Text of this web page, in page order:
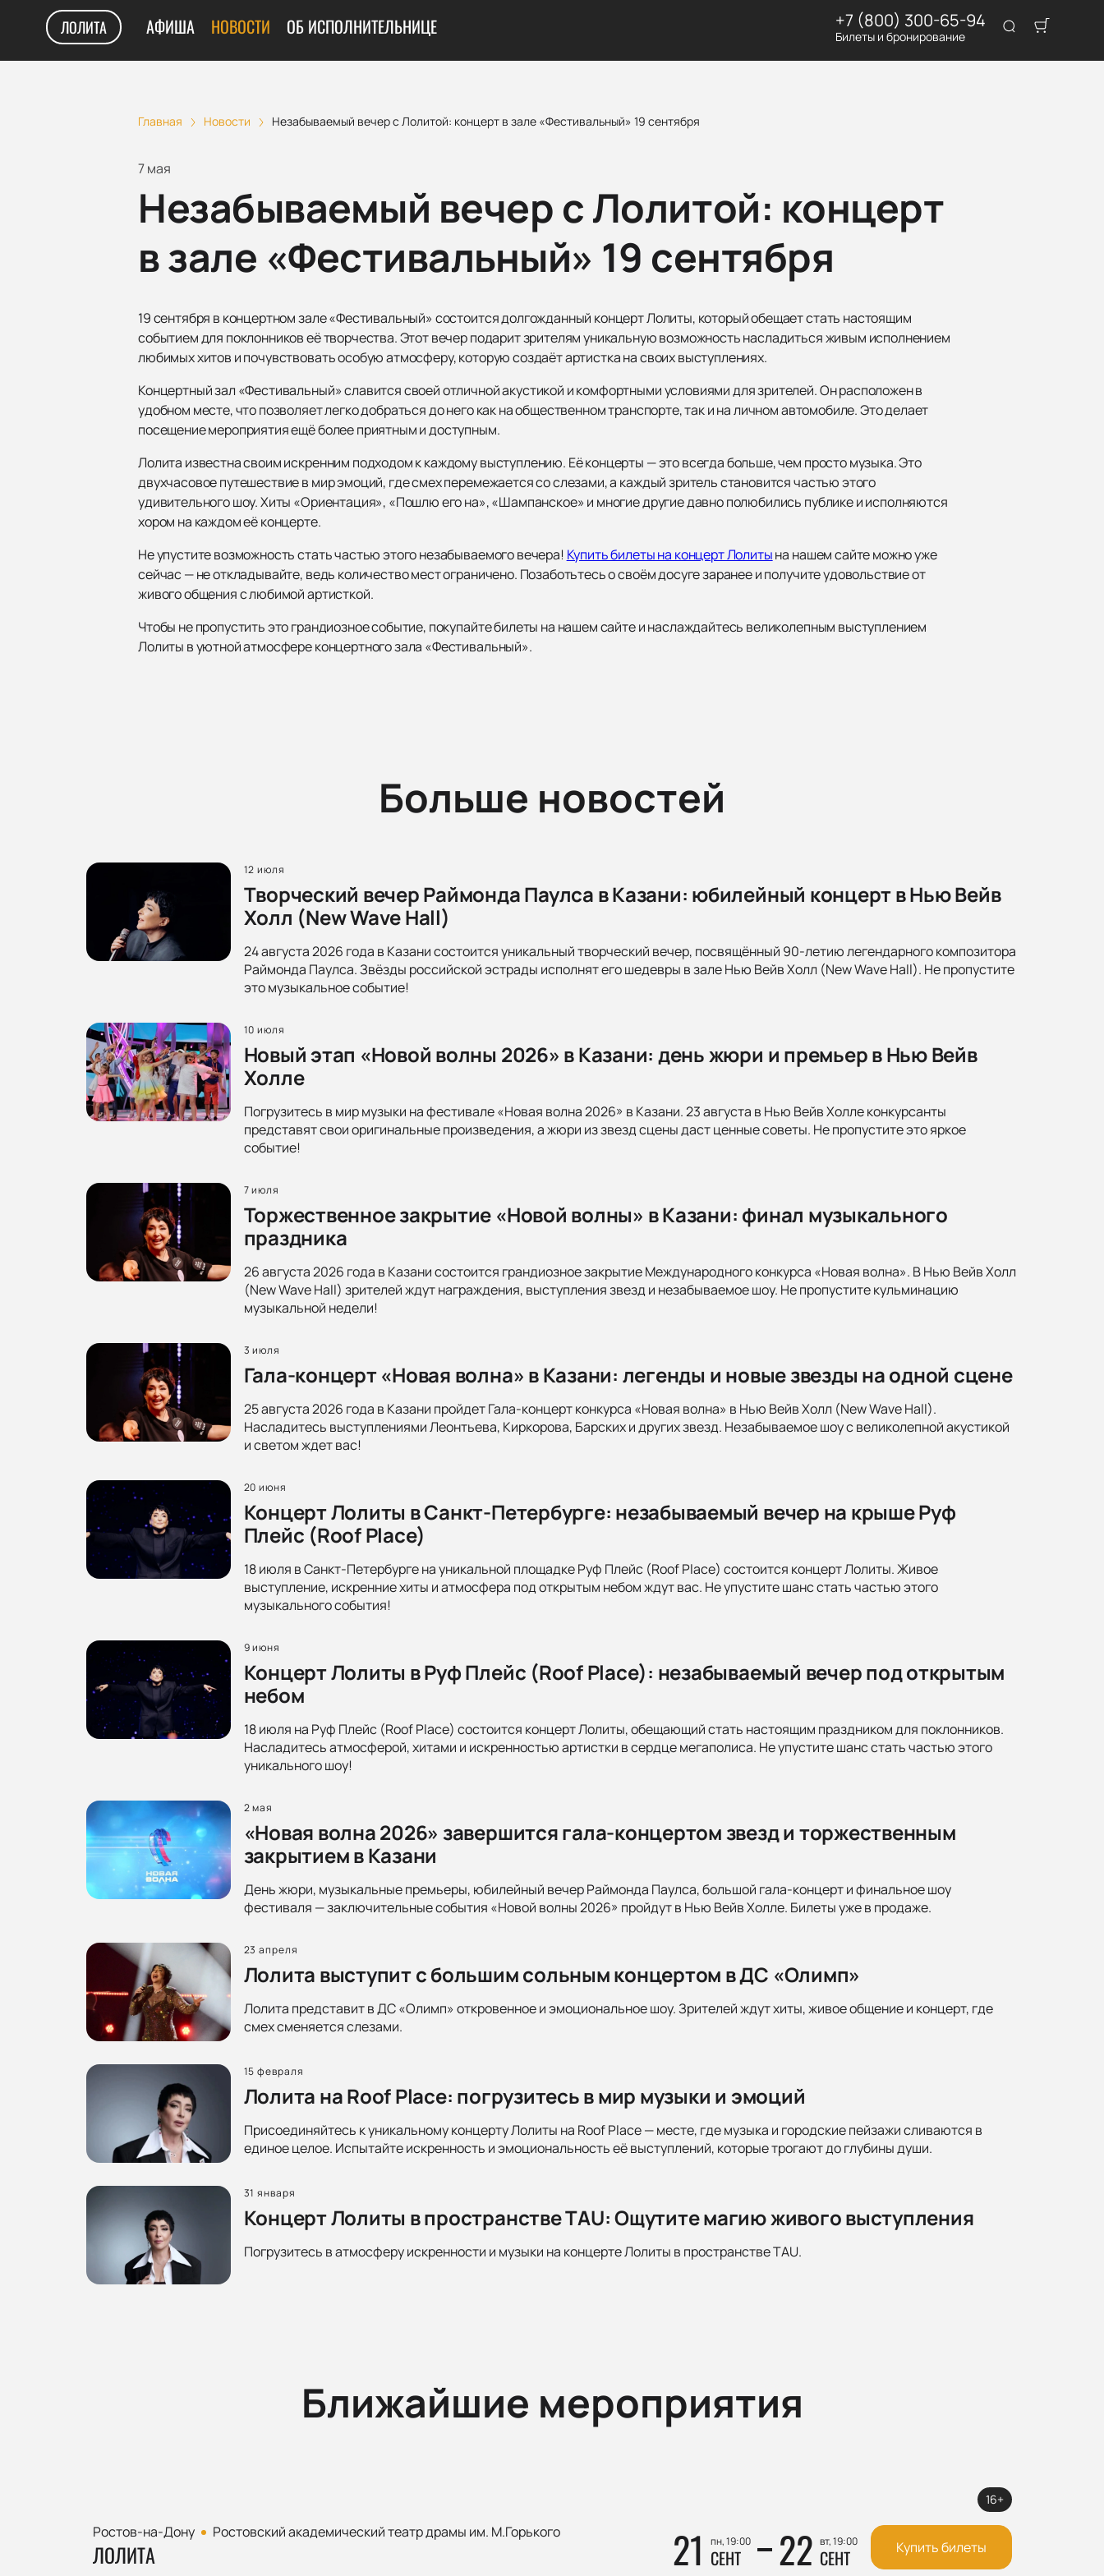
ЛОЛИТА АФИША НОВОСТИ ОБ ИСПОЛНИТЕЛЬНИЦЕ +7 (800) 300-65-94
Билеты и бронирование
Главная Новости Незабываемый вечер с Лолитой: концерт в зале «Фестивальный» 19 сентября
7 мая
Незабываемый вечер с Лолитой: концерт
в зале «Фестивальный» 19 сентября
19 сентября в концертном зале «Фестивальный» состоится долгожданный концерт Лолиты, который обещает стать настоящим
событием для поклонников её творчества. Этот вечер подарит зрителям уникальную возможность насладиться живым исполнением
любимых хитов и почувствовать особую атмосферу, которую создаёт артистка на своих выступлениях.
Концертный зал «Фестивальный» славится своей отличной акустикой и комфортными условиями для зрителей. Он расположен в
удобном месте, что позволяет легко добраться до него как на общественном транспорте, так и на личном автомобиле. Это делает
посещение мероприятия ещё более приятным и доступным.
Лолита известна своим искренним подходом к каждому выступлению. Её концерты — это всегда больше, чем просто музыка. Это
двухчасовое путешествие в мир эмоций, где смех перемежается со слезами, а каждый зритель становится частью этого
удивительного шоу. Хиты «Ориентация», «Пошлю его на», «Шампанское» и многие другие давно полюбились публике и исполняются
хором на каждом её концерте.
Не упустите возможность стать частью этого незабываемого вечера! Купить билеты на концерт Лолитына нашем сайте можно уже
сейчас — не откладывайте, ведь количество мест ограничено. Позаботьтесь о своём досуге заранее и получите удовольствие от
живого общения с любимой артисткой.
Чтобы не пропустить это грандиозное событие, покупайте билеты на нашем сайте и наслаждайтесь великолепным выступлением
Лолиты в уютной атмосфере концертного зала «Фестивальный».
Больше новостей
12 июля
Творческий вечер Раймонда Паулса в Казани: юбилейный концерт в Нью Вейв
Холл (New Wave Hall)
24 августа 2026 года в Казани состоится уникальный творческий вечер, посвящённый 90-летию легендарного композитора
Раймонда Паулса. Звёзды российской эстрады исполнят его шедевры в зале Нью Вейв Холл (New Wave Hall). Не пропустите
это музыкальное событие!
10 июля
Новый этап «Новой волны 2026» в Казани: день жюри и премьер в Нью Вейв
Холле
Погрузитесь в мир музыки на фестивале «Новая волна 2026» в Казани. 23 августа в Нью Вейв Холле конкурсанты
представят свои оригинальные произведения, а жюри из звезд сцены даст ценные советы. Не пропустите это яркое
событие!
7 июля
Торжественное закрытие «Новой волны» в Казани: финал музыкального
праздника
26 августа 2026 года в Казани состоится грандиозное закрытие Международного конкурса «Новая волна». В Нью Вейв Холл
(New Wave Hall) зрителей ждут награждения, выступления звезд и незабываемое шоу. Не пропустите кульминацию
музыкальной недели!
3 июля
Гала-концерт «Новая волна» в Казани: легенды и новые звезды на одной сцене
25 августа 2026 года в Казани пройдет Гала-концерт конкурса «Новая волна» в Нью Вейв Холл (New Wave Hall).
Насладитесь выступлениями Леонтьева, Киркорова, Барских и других звезд. Незабываемое шоу с великолепной акустикой
и светом ждет вас!
20 июня
Концерт Лолиты в Санкт-Петербурге: незабываемый вечер на крыше Руф
Плейс (Roof Place)
18 июля в Санкт-Петербурге на уникальной площадке Руф Плейс (Roof Place) состоится концерт Лолиты. Живое
выступление, искренние хиты и атмосфера под открытым небом ждут вас. Не упустите шанс стать частью этого
музыкального события!
9 июня
Концерт Лолиты в Руф Плейс (Roof Place): незабываемый вечер под открытым
небом
18 июля на Руф Плейс (Roof Place) состоится концерт Лолиты, обещающий стать настоящим праздником для поклонников.
Насладитесь атмосферой, хитами и искренностью артистки в сердце мегаполиса. Не упустите шанс стать частью этого
уникального шоу!
2 мая
«Новая волна 2026» завершится гала-концертом звезд и торжественным
закрытием в Казани
День жюри, музыкальные премьеры, юбилейный вечер Раймонда Паулса, большой гала-концерт и финальное шоу
фестиваля — заключительные события «Новой волны 2026» пройдут в Нью Вейв Холле. Билеты уже в продаже.
23 апреля
Лолита выступит с большим сольным концертом в ДС «Олимп»
Лолита представит в ДС «Олимп» откровенное и эмоциональное шоу. Зрителей ждут хиты, живое общение и концерт, где
смех сменяется слезами.
15 февраля
Лолита на Roof Place: погрузитесь в мир музыки и эмоций
Присоединяйтесь к уникальному концерту Лолиты на Roof Place — месте, где музыка и городские пейзажи сливаются в
единое целое. Испытайте искренность и эмоциональность её выступлений, которые трогают до глубины души.
31 января
Концерт Лолиты в пространстве TAU: Ощутите магию живого выступления
Погрузитесь в атмосферу искренности и музыки на концерте Лолиты в пространстве TAU.
Ближайшие мероприятия
Ростов-на-Дону Ростовский академический театр драмы им. М.Горького
ЛОЛИТА 21 пн, 19:00
СЕНТ 22 вт, 19:00
СЕНТ
16+
Купить билеты